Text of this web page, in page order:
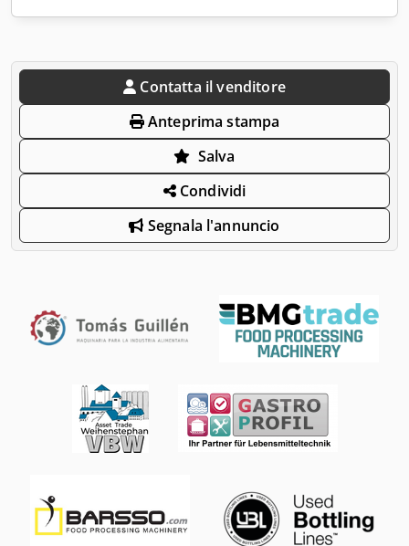
Contatta il venditore
Anteprima stampa
Salva
Condividi
Segnala l'annuncio